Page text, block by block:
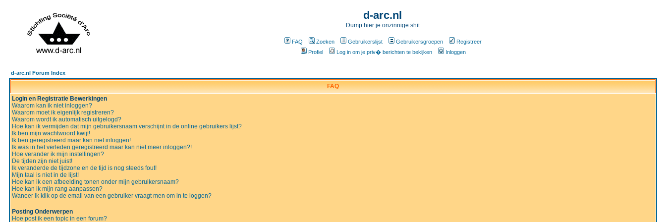
d-arc.nl
Dump hier je onzinnige shit
FAQ Zoeken Gebruikerslijst Gebruikersgroepen
Registreer
Profiel
Log in om je priv� berichten te bekijken Inloggen
d-arc.nl Forum Index
FAQ
Login en Registratie Bewerkingen
Waarom kan ik niet inloggen?
Waarom moet ik eigenlijk registreren?
Waarom wordt ik automatisch uitgelogd?
Hoe kan ik vermijden dat mijn gebruikersnaam verschijnt in de online gebruikers lijst?
Ik ben mijn wachtwoord kwijt!
Ik ben geregistreerd maar kan niet inloggen!
Ik was in het verleden geregistreerd maar kan niet meer inloggen?!
Hoe verander ik mijn instellingen?
De tijden zijn niet juist!
Ik veranderde de tijdzone en de tijd is nog steeds fout!
Mijn taal is niet in de lijst!
Hoe kan ik een afbeelding tonen onder mijn gebruikersnaam?
Hoe kan ik mijn rang aanpassen?
Waneer ik klik op de email van een gebruiker vraagt men om in te loggen?
Posting Onderwerpen
Hoe post ik een topic in een forum?